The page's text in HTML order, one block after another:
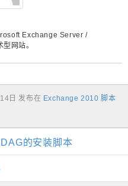
Exchange Server /
网站。
日 发布在 Exchange 2010 脚本
的安装脚本